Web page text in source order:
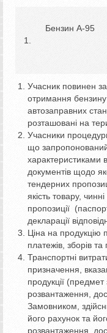
1.
Бензин А-95
Учасник повинен
отримання бензину
автозаправних
розташовані на
Учасники
що
характеристиками
документів щодо
тендерних
якість товару,
пропозиції
декларації
Ціна на продукцію
платежів, зборів та
Транспортні
призначення,
продукції (предмет
розвантаження,
Замовником,
його рахунок та
розвантаження,